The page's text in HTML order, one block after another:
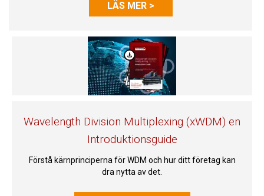
LÄS MER >
Wavelength Division Multiplexing (xWDM) en
Introduktionsguide
Förstå kärnprinciperna för WDM och hur ditt företag kan
dra nytta av det.